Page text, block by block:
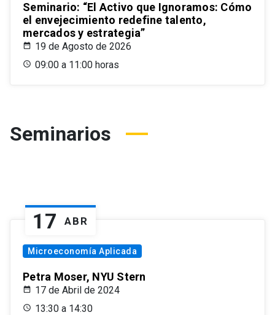
Seminario: “El Activo que Ignoramos: Cómo
el envejecimiento redefine talento,
mercados y estrategia”
19 de Agosto de 2026
09:00 a 11:00 horas
Seminarios
17 ABR
Microeconomía Aplicada
Petra Moser, NYU Stern
17 de Abril de 2024
13:30 a 14:30